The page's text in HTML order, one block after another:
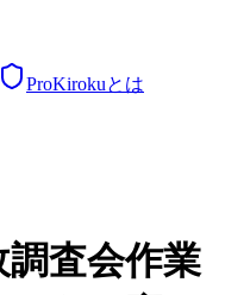
ProKirokuとは
査会作業